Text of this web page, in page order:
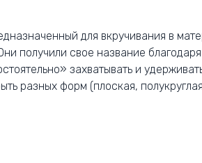
для вкручивания в
получили свое название благодаря
захватывать и
разных форм (плоская,